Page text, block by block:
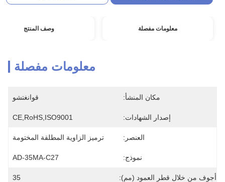
معلومات مفصلة وصف المنتج
معلومات مفصلة
مكان المنشأ: قوانغتشو
إصدار الشهادات: CE,RoHS,ISO9001
العنصر: ترميز الزاوية المطلقة المختومة
نموذج: AD-35MA-C27
أجوف من خلال قطر العمود (مم): 35